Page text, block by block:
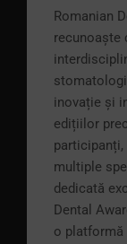
Romanian
recunoaște
inovație și
edițiilor
multiple
dedicată
Dental
o platformă